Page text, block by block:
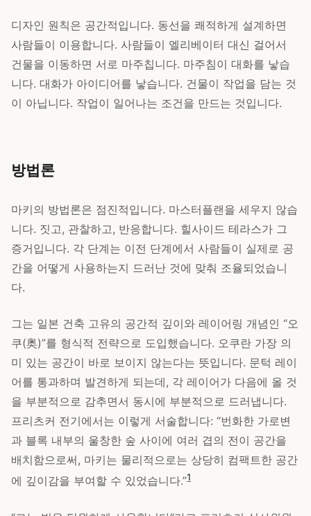
디자인 원칙은 공간적입니다. 동선을 쾌적하게 설계하면
사람들이 이용합니다. 사람들이 엘리베이터 대신 걸어서
건물을 이동하면 서로 마주칩니다. 마주침이 대화를 낳습
니다. 대화가 아이디어를 낳습니다. 건물이 작업을 담는 것
이 아닙니다. 작업이 일어나는 조건을 만드는 것입니다.
방법론
마키의 방법론은 점진적입니다. 마스터플랜을 세우지 않습
니다. 짓고, 관찰하고, 반응합니다. 힐사이드 테라스가 그
증거입니다. 각 단계는 이전 단계에서 사람들이 실제로 공
간을 어떻게 사용하는지 드러난 것에 맞춰 조율되었습니
다.
그는 일본 건축 고유의 공간적 깊이와 레이어링 개념인 “오
쿠(奥)”를 형식적 전략으로 도입했습니다. 오쿠란 가장 의
미 있는 공간이 바로 보이지 않는다는 뜻입니다. 문턱 레이
어를 통과하며 발견하게 되는데, 각 레이어가 다음에 올 것
을 부분적으로 감추면서 동시에 부분적으로 드러냅니다.
프리츠커 전기에서는 이렇게 서술합니다: “번화한 가로변
과 블록 내부의 울창한 숲 사이에 여러 겹의 전이 공간을
배치함으로써, 마키는 물리적으로는 상당히 컴팩트한 공간
에 깊이감을 부여할 수 있었습니다.”1